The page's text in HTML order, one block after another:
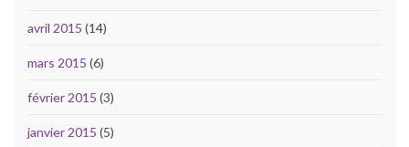
avril 2015 (14)
mars 2015 (6)
février 2015 (3)
janvier 2015 (5)